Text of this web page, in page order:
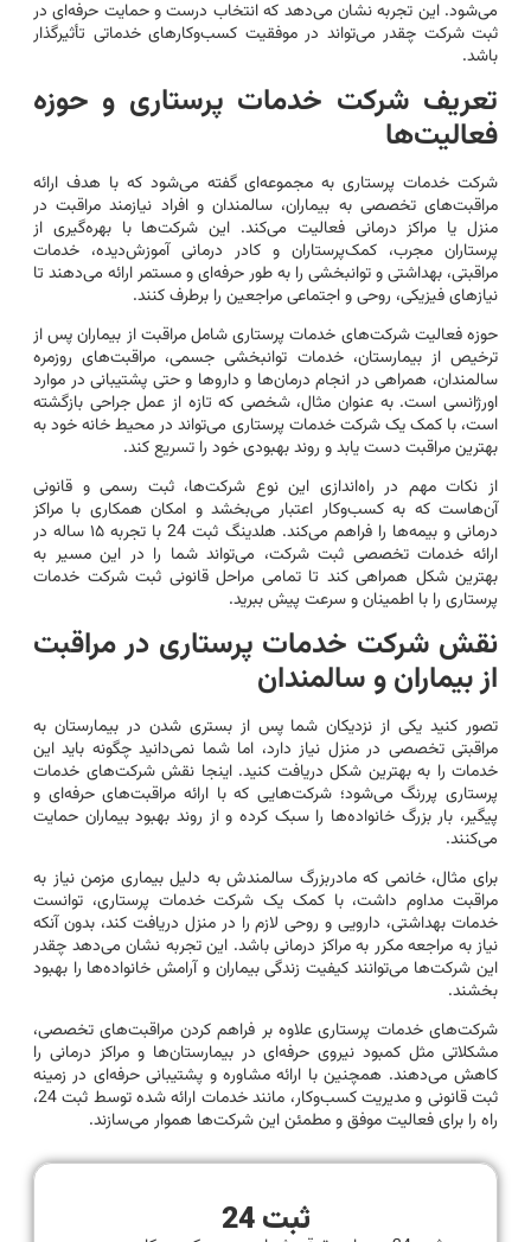
می‌شود. این تجربه نشان می‌دهد که انتخاب درست و حمایت حرفه‌ای در
ثبت شرکت چقدر می‌تواند در موفقیت کسب‌وکارهای خدماتی تأثیرگذار
باشد.
تعریف شرکت خدمات پرستاری و حوزه
فعالیت‌ها
شرکت خدمات پرستاری به مجموعه‌ای گفته می‌شود که با هدف ارائه
مراقبت‌های تخصصی به بیماران، سالمندان و افراد نیازمند مراقبت در
منزل یا مراکز درمانی فعالیت می‌کند. این شرکت‌ها با بهره‌گیری از
پرستاران مجرب، کمک‌پرستاران و کادر درمانی آموزش‌دیده، خدمات
مراقبتی، بهداشتی و توانبخشی را به طور حرفه‌ای و مستمر ارائه می‌دهند تا
نیازهای فیزیکی، روحی و اجتماعی مراجعین را برطرف کنند.
حوزه فعالیت شرکت‌های خدمات پرستاری شامل مراقبت از بیماران پس از
ترخیص از بیمارستان، خدمات توانبخشی جسمی، مراقبت‌های روزمره
سالمندان، همراهی در انجام درمان‌ها و داروها و حتی پشتیبانی در موارد
اورژانسی است. به عنوان مثال، شخصی که تازه از عمل جراحی بازگشته
است، با کمک یک شرکت خدمات پرستاری می‌تواند در محیط خانه خود به
بهترین مراقبت دست یابد و روند بهبودی خود را تسریع کند.
از نکات مهم در راه‌اندازی این نوع شرکت‌ها، ثبت رسمی و قانونی
آن‌هاست که به کسب‌وکار اعتبار می‌بخشد و امکان همکاری با مراکز
درمانی و بیمه‌ها را فراهم می‌کند. هلدینگ ثبت 24 با تجربه ۱۵ ساله در
ارائه خدمات تخصصی ثبت شرکت، می‌تواند شما را در این مسیر به
بهترین شکل همراهی کند تا تمامی مراحل قانونی ثبت شرکت خدمات
پرستاری را با اطمینان و سرعت پیش ببرید.
نقش شرکت خدمات پرستاری در مراقبت
از بیماران و سالمندان
تصور کنید یکی از نزدیکان شما پس از بستری شدن در بیمارستان به
مراقبتی تخصصی در منزل نیاز دارد، اما شما نمی‌دانید چگونه باید این
خدمات را به بهترین شکل دریافت کنید. اینجا نقش شرکت‌های خدمات
پرستاری پررنگ می‌شود؛ شرکت‌هایی که با ارائه مراقبت‌های حرفه‌ای و
پیگیر، بار بزرگ خانواده‌ها را سبک کرده و از روند بهبود بیماران حمایت
می‌کنند.
برای مثال، خانمی که مادربزرگ سالمندش به دلیل بیماری مزمن نیاز به
مراقبت مداوم داشت، با کمک یک شرکت خدمات پرستاری، توانست
خدمات بهداشتی، دارویی و روحی لازم را در منزل دریافت کند، بدون آنکه
نیاز به مراجعه مکرر به مراکز درمانی باشد. این تجربه نشان می‌دهد چقدر
این شرکت‌ها می‌توانند کیفیت زندگی بیماران و آرامش خانواده‌ها را بهبود
بخشند.
شرکت‌های خدمات پرستاری علاوه بر فراهم کردن مراقبت‌های تخصصی،
مشکلاتی مثل کمبود نیروی حرفه‌ای در بیمارستان‌ها و مراکز درمانی را
کاهش می‌دهند. همچنین با ارائه مشاوره و پشتیبانی حرفه‌ای در زمینه
ثبت قانونی و مدیریت کسب‌وکار، مانند خدمات ارائه شده توسط ثبت 24،
راه را برای فعالیت موفق و مطمئن این شرکت‌ها هموار می‌سازند.
ثبت 24